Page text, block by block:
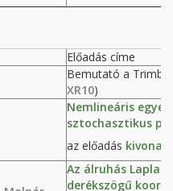
Előadás címe
Bemutató a
XR10)
Nemlineáris
sztochasztikus
az előadás
Az álruhás
derékszögű